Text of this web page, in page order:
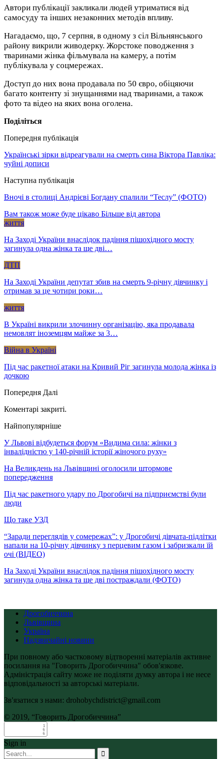
Автори публікації закликали людей утриматися від
самосуду та інших незаконних методів впливу.
Нагадаємо, що, 7 серпня, в одному з сіл Вільнянського
району викрили живодерку. Жорстоке поводження з
тваринами жінка фільмувала на камеру, а потім
публікувала у соцмережах.
Доступ до них вона продавала по 50 євро, обіцяючи
багато контенту зі знущаннями над тваринами, а також
фото та відео на яких вона оголена.
Поділіться
Попередня публікація
Українські зірки відреагували на смерть сина Віктора Павліка:
чуйні дописи
Наступна публікація
Вночі в столиці Андрієві Богдану спалили “Теслу” (ФОТО)
Вам також може буде цікаво Більше від автора
життя
На Заході України внаслідок падіння пішохідного мосту
загинула одна жінка та ще дві…
ДТП
На Заході України депутат збив на смерть 9-річну дівчинку і
отримав за це чотири роки…
життя
В Україні викрили злочинну організацію, яка продавала
немовлят іноземцям майже за 3…
Війна в Україні
Під час ракетної атаки на Кривий Ріг загинула молода жінка із
дочкою
Попередня Далі
Коментарі закриті.
Найпопулярніше
У Львові відбудеться форум «Видима сила: жінки з
інвалідністю у 140-річній історії жіночого руху»
На Великдень на Львівщині оголосили штормове
попередження
Під час ракетного удару по Дрогобичі на підприємстві були
люди
Що таке УЗД
“Заради переглядів у сомережах”: у Дрогобичі дівчата-підлітки
напали на 10-річну дівчинку з перцевим газом і забризкали їй
очі (ВІДЕО)
На Заході України внаслідок падіння пішохідного мосту
загинула одна жінка та ще дві постраждали (ФОТО)
Дрогобиччина
Львівщина
Україна
Надзвичайні новини
При повному або частковому відтворенні матеріалів активне
посилання на "Говорить Дрогобиччина" обов'язкове.
Адміністрація сайту може не поділяти думку автора і не несе
відповідальності за авторські матеріали.
Зв'язатися з нами: drohobychdistrict@gmail.com
© 2019, “Говорить Дрогобиччина”
Sign in